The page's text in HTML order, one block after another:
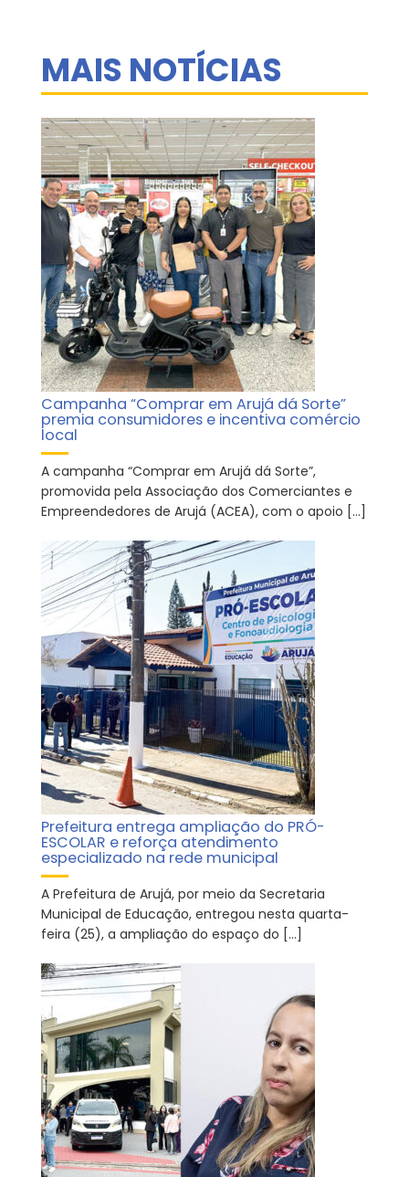
MAIS NOTÍCIAS
Campanha “Comprar em Arujá dá Sorte”
premia consumidores e incentiva comércio
local
A campanha “Comprar em Arujá dá Sorte”,
promovida pela Associação dos Comerciantes e
Empreendedores de Arujá (ACEA), com o apoio […]
Prefeitura entrega ampliação do PRÓ-
ESCOLAR e reforça atendimento
especializado na rede municipal
A Prefeitura de Arujá, por meio da Secretaria
Municipal de Educação, entregou nesta quarta-
feira (25), a ampliação do espaço do […]